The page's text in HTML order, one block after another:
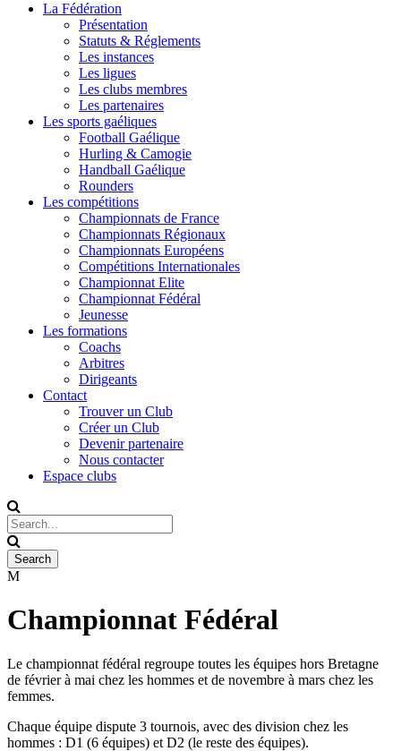
La Fédération
Présentation
Statuts & Réglements
Les instances
Les ligues
Les clubs membres
Les partenaires
Les sports gaéliques
Football Gaélique
Hurling & Camogie
Handball Gaélique
Rounders
Les compétitions
Championnats de France
Championnats Régionaux
Championnats Européens
Compétitions Internationales
Championnat Elite
Championnat Fédéral
Jeunesse
Les formations
Coachs
Arbitres
Dirigeants
Contact
Trouver un Club
Créer un Club
Devenir partenaire
Nous contacter
Espace clubs
Championnat Fédéral
Le championnat fédéral regroupe toutes les équipes hors Bretagne
de février à mai chez les hommes et de novembre à mars chez les
femmes.
Chaque équipe dispute 3 tournois, avec des division chez les
hommes : D1 (6 équipes) et D2 (le reste des équipes).